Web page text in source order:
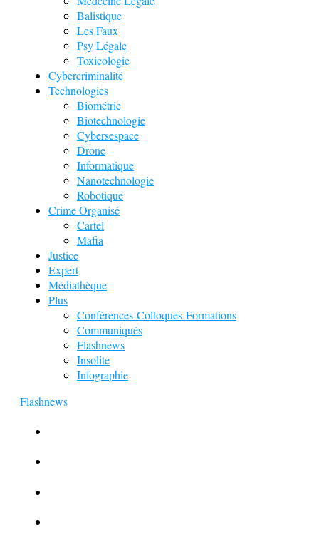
Balistique
Les Faux
Psy Légale
Toxicologie
Cybercriminalité
Technologies
Biométrie
Biotechnologie
Cybersespace
Drone
Informatique
Nanotechnologie
Robotique
Crime Organisé
Cartel
Mafia
Justice
Expert
Médiathèque
Plus
Conférences-Colloques-Formations
Communiqués
Flashnews
Insolite
Infographie
Flashnews